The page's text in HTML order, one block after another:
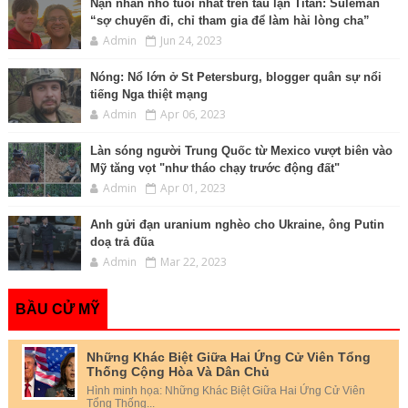
Nạn nhân nhỏ tuổi nhất trên tàu lặn Titan: Suleman
“sợ chuyến đi, chỉ tham gia để làm hài lòng cha”
Admin Jun 24, 2023
Nóng: Nổ lớn ở St Petersburg, blogger quân sự nổi
tiếng Nga thiệt mạng
Admin Apr 06, 2023
Làn sóng người Trung Quốc từ Mexico vượt biên vào
Mỹ tăng vọt "như tháo chạy trước động đất"
Admin Apr 01, 2023
Anh gửi đạn uranium nghèo cho Ukraine, ông Putin
doạ trả đũa
Admin Mar 22, 2023
BẦU CỬ MỸ
Những Khác Biệt Giữa Hai Ứng Cử Viên Tổng
Thống Cộng Hòa Và Dân Chủ
Hình minh họa: Những Khác Biệt Giữa Hai Ứng Cử Viên
Tổng Thống...